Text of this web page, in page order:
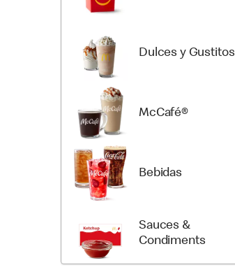
Dulces y Gustitos
McCafé®
Bebidas
Sauces &
Condiments